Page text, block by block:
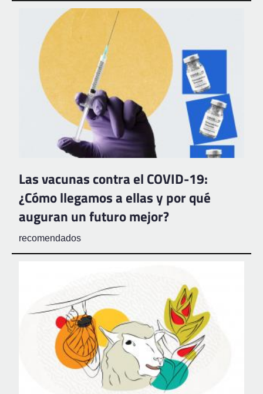
Las vacunas contra el COVID-19:
¿Cómo llegamos a ellas y por qué
auguran un futuro mejor?
recomendados